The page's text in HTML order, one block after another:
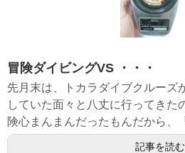
冒険ダイビングVS ・・・
先月末は、トカラダイブクルーズ
していた面々と八丈に行ってきた
険心まんまんだったもんだから、
記事を読む